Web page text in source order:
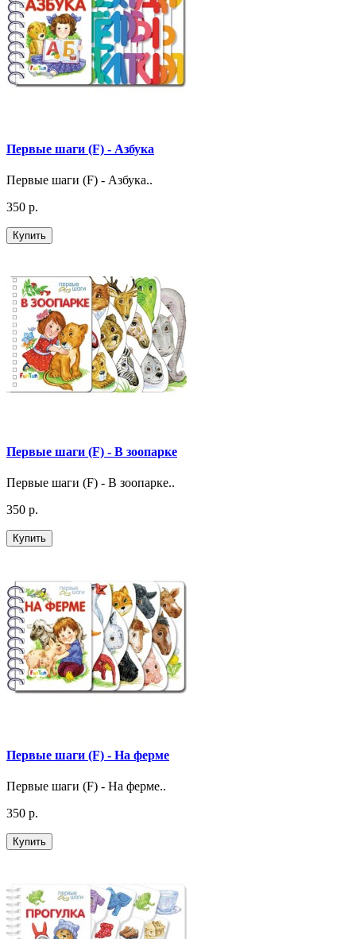
Первые шаги (F) - Азбука
Первые шаги (F) - Азбука..
350 р.
Купить
Первые шаги (F) - В зоопарке
Первые шаги (F) - В зоопарке..
350 р.
Купить
Первые шаги (F) - На ферме
Первые шаги (F) - На ферме..
350 р.
Купить